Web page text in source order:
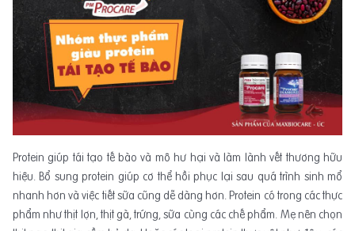
Protein giúp tái tạo tế bào và mô hư hại và làm lành vết thương hữu
hiệu. Bổ sung protein giúp cơ thể hồi phục lại sau quá trình sinh mổ
nhanh hơn và việc tiết sữa cũng dễ dàng hơn. Protein có trong các thực
phẩm như thịt lợn, thịt gà, trứng, sữa cùng các chế phẩm. Mẹ nên chọn